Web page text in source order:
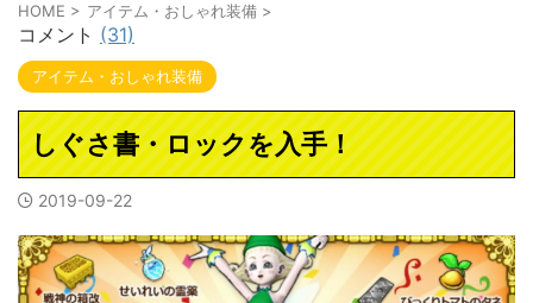
HOME > アイテム・おしゃれ装備 >
コメント (31)
アイテム・おしゃれ装備
しぐさ書・ロックを入手！
2019-09-22